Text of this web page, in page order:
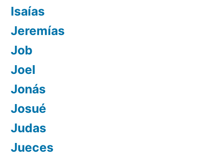
Isaías
Jeremías
Job
Joel
Jonás
Josué
Judas
Jueces